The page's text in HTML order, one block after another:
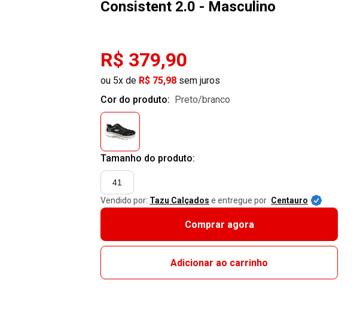
Consistent 2.0 - Masculino
R$ 379,90
ou 5x de R$ 75,98 sem juros
Cor do produto:
preto/branco
Tamanho do produto:
41
Vendido por: Tazu Calçados e entregue por Centauro
Comprar agora
Adicionar ao carrinho